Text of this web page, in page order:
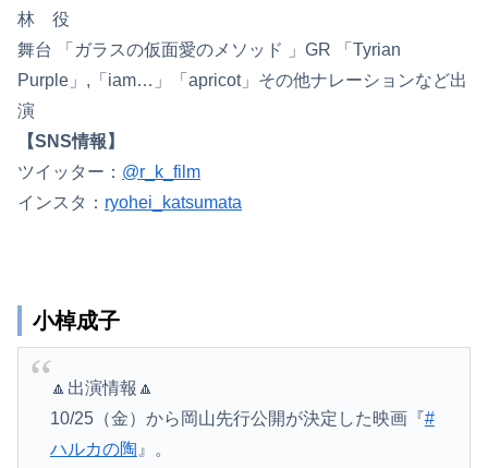
林 役
舞台 「ガラスの仮面愛のメソッド 」GR 「Tyrian
Purple」,「iam…」「apricot」その他ナレーションなど出
演
【SNS情報】
ツイッター： @r_k_film
インスタ： ryohei_katsumata
小棹成子
🔼出演情報🔼
10/25（金）から岡山先行公開が決定した映画『#
ハルカの陶 』。